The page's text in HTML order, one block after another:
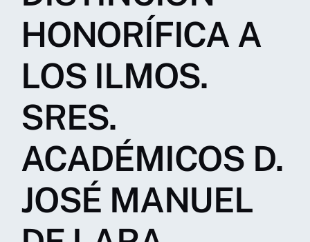
SEARCH
HONORÍFICA A
LOS ILMOS.
SRES.
ACADÉMICOS D.
JOSÉ MANUEL